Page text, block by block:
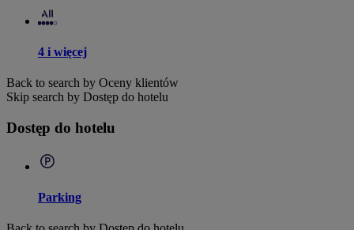
4 i więcej
Back to search by Oceny klientów
Skip search by Dostęp do hotelu
Dostęp do hotelu
Parking